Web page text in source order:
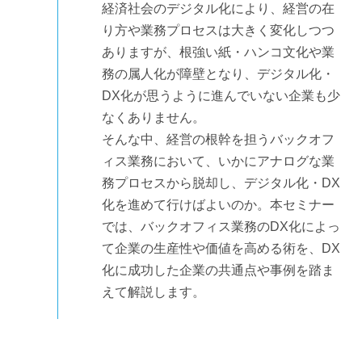
経済社会のデジタル化により、経営の在
り方や業務プロセスは大きく変化しつつ
ありますが、根強い紙・ハンコ文化や業
務の属人化が障壁となり、デジタル化・
DX化が思うように進んでいない企業も少
なくありません。
そんな中、経営の根幹を担うバックオフ
ィス業務において、いかにアナログな業
務プロセスから脱却し、デジタル化・DX
化を進めて行けばよいのか。本セミナー
では、バックオフィス業務のDX化によっ
て企業の生産性や価値を高める術を、DX
化に成功した企業の共通点や事例を踏ま
えて解説します。